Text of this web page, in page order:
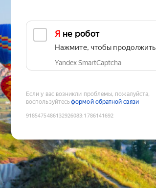
Я не робот
Нажмите, чтобы продолжить
Yandex SmartCaptcha
Если у вас возникли проблемы, пожалуйста,
воспользуйтесьформой обратной связи
9185475486132926083:1786141692